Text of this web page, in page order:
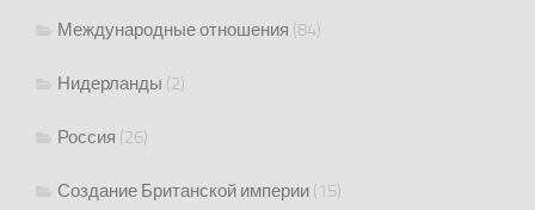
Международные отношения (84)
Нидерланды (2)
Россия (26)
Создание Британской империи (15)